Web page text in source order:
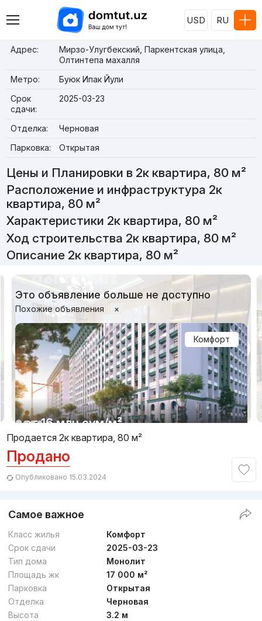
USD RU
Адрес:
Мирзо-Улугбекский, Паркентская улица,
Олтинтепа махалля
Метро:
Буюк Ипак Йули
Срок
сдачи:
2025-03-23
Отделка:
Черновая
Парковка:
Открытая
Цены и Планировки в 2к квартира, 80 м²
Расположение и инфраструктура 2к
квартира, 80 м²
Характеристики 2к квартира, 80 м²
Ход строительства 2к квартира, 80 м²
Описание 2к квартира, 80 м²
Это объявление больше не доступно
Похожие объявления ×
Комфорт
от16 млн сум/м²
Сдача 4кв 2026
ЖК «Qadriyat»
от сум /м²
1/11
Продается 2к квартира, 80 м²
Продано
Опубликовано 15.03.2024
Самое важное
Класс жилья
Комфорт
Срок сдачи
2025-03-23
Тип дома
Монолит
Площадь жк
17 000 м²
Парковка
Открытая
Отделка
Черновая
Высота
3.2 м